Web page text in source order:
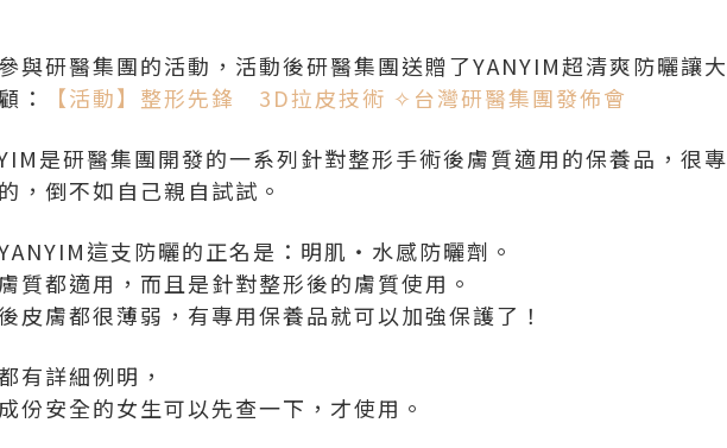
與研醫集團的活動，活動後研醫集團送贈了YANYIM超清爽防曬讓
：
【活動】整形先鋒 3D拉皮技術 ✧台灣研醫集團發佈會
是研醫集團開發的一系列針對整形手術後膚質適用的保養品，很
，倒不如自己親自試試。
這支防曬的正名是：明肌‧水感防曬劑。
質都適用，而且是針對整形後的膚質使用。
皮膚都很薄弱，有專用保養品就可以加強保護了！
有詳細例明，
份安全的女生可以先查一下，才使用。